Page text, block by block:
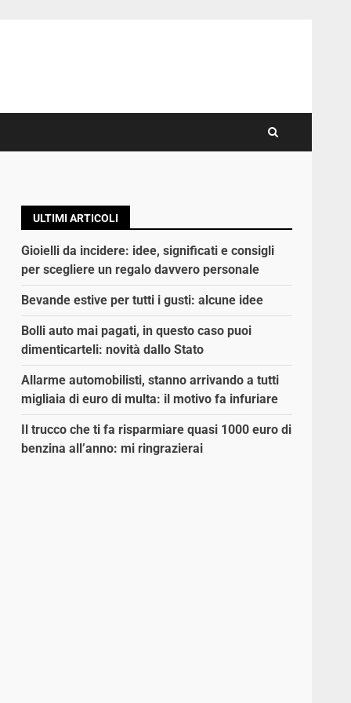
ULTIMI ARTICOLI
Gioielli da incidere: idee, significati e consigli
per scegliere un regalo davvero personale
Bevande estive per tutti i gusti: alcune idee
Bolli auto mai pagati, in questo caso puoi
dimenticarteli: novità dallo Stato
Allarme automobilisti, stanno arrivando a tutti
migliaia di euro di multa: il motivo fa infuriare
Il trucco che ti fa risparmiare quasi 1000 euro di
benzina all’anno: mi ringrazierai